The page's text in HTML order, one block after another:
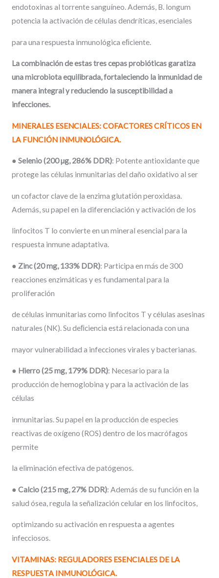
endotoxinas al torrente sanguíneo. Además, B. longum
potencia la activación de células dendríticas, esenciales
para una respuesta inmunológica eﬁciente.
La combinación de estas tres cepas probióticas garatiza
una microbiota equilibrada, fortaleciendo la inmunidad de
manera integral y reduciendo la susceptibilidad a
infecciones.
MINERALES ESENCIALES:COFACTORESCRÍTICOS EN
LA FUNCIÓN INMUNOLÓGICA.
● Selenio(200µg, 286% DDR): Potente antioxidante que
protege las células inmunitarias del daño oxidativo al ser
un cofactor clave de la enzima glutatión peroxidasa.
Además, su papel en la diferenciación y activación de los
linfocitos T lo convierte en un mineral esencial para la
respuesta inmune adaptativa.
● Zinc(20mg, 133% DDR): Participa en más de 300
reacciones enzimáticas y es fundamental para la
proliferación
de células inmunitarias como linfocitos T y células asesinas
naturales (NK). Su deﬁciencia está relacionada con una
mayor vulnerabilidad a infecciones virales y bacterianas.
● Hierro(25mg, 179% DDR): Necesario para la
producción de hemoglobina y para la activación de las
células
inmunitarias. Su papel en la producción de especies
reactivas de oxígeno (ROS) dentro de los macrófagos
permite
la eliminación efectiva de patógenos.
● Calcio(215mg, 27% DDR): Además de su función en la
salud ósea, regula la señalización celular en los linfocitos,
optimizando su activación en respuesta a agentes
infecciosos.
VITAMINAS: REGULADORES ESENCIALES DE LA
RESPUESTA INMUNOLÓGICA.